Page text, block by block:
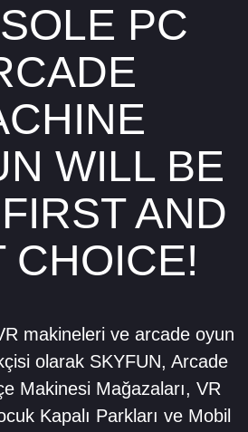
PC
WILL BE
AND
CHOICE!
makineleri ve arcade oyun
olarak SKYFUN, Arcade
Makinesi Mağazaları, VR
Kapalı Parkları ve Mobil